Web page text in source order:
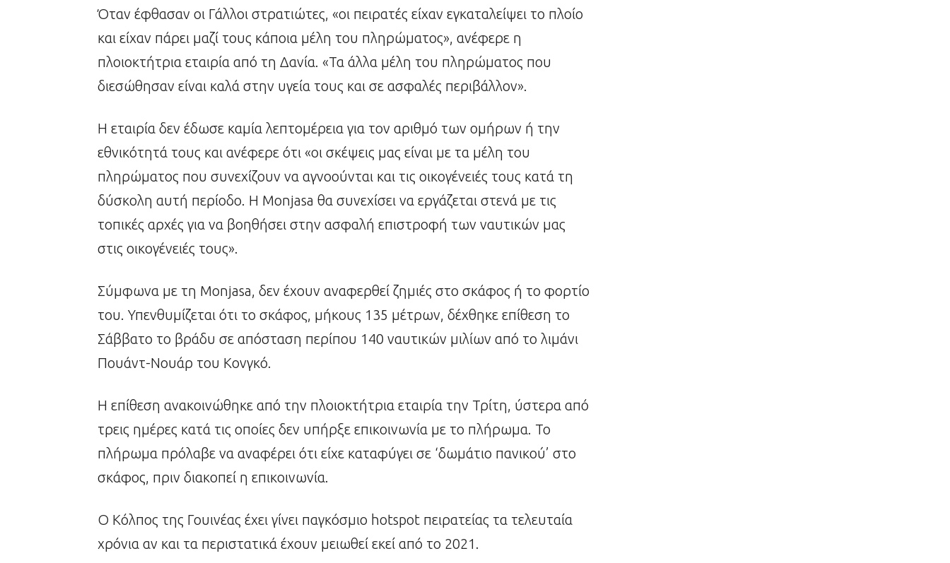
Όταν έφθασαν οι Γάλλοι στρατιώτες, «οι πειρατές είχαν εγκαταλείψει το πλοίο
και είχαν πάρει μαζί τους κάποια μέλη του πληρώματος», ανέφερε η
πλοιοκτήτρια εταιρία από τη Δανία. «Τα άλλα μέλη του πληρώματος που
διεσώθησαν είναι καλά στην υγεία τους και σε ασφαλές περιβάλλον».
Η εταιρία δεν έδωσε καμία λεπτομέρεια για τον αριθμό των ομήρων ή την
εθνικότητά τους και ανέφερε ότι «οι σκέψεις μας είναι με τα μέλη του
πληρώματος που συνεχίζουν να αγνοούνται και τις οικογένειές τους κατά τη
δύσκολη αυτή περίοδο. Η Monjasa θα συνεχίσει να εργάζεται στενά με τις
τοπικές αρχές για να βοηθήσει στην ασφαλή επιστροφή των ναυτικών μας
στις οικογένειές τους».
Σύμφωνα με τη Monjasa, δεν έχουν αναφερθεί ζημιές στο σκάφος ή το φορτίο
του. Υπενθυμίζεται ότι το σκάφος, μήκους 135 μέτρων, δέχθηκε επίθεση το
Σάββατο το βράδυ σε απόσταση περίπου 140 ναυτικών μιλίων από το λιμάνι
Πουάντ-Νουάρ του Κονγκό.
Η επίθεση ανακοινώθηκε από την πλοιοκτήτρια εταιρία την Τρίτη, ύστερα από
τρεις ημέρες κατά τις οποίες δεν υπήρξε επικοινωνία με το πλήρωμα. Το
πλήρωμα πρόλαβε να αναφέρει ότι είχε καταφύγει σε ‘δωμάτιο πανικού’ στο
σκάφος, πριν διακοπεί η επικοινωνία.
Ο Κόλπος της Γουινέας έχει γίνει παγκόσμιο hotspot πειρατείας τα τελευταία
χρόνια αν και τα περιστατικά έχουν μειωθεί εκεί από το 2021.